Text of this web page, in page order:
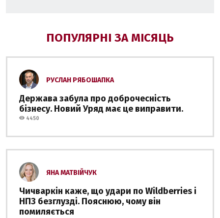
ПОПУЛЯРНІ ЗА МІСЯЦЬ
РУСЛАН РЯБОШАПКА
Держава забула про доброчесність
бізнесу. Новий Уряд має це виправити.
4450
ЯНА МАТВІЙЧУК
Чичваркін каже, що удари по Wildberries і
НПЗ безглузді. Пояснюю, чому він
помиляється